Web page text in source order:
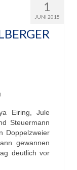
1
JUNI 2015
Eiring, Jule
Steuermann
Doppelzweier
gewannen
deutlich vor